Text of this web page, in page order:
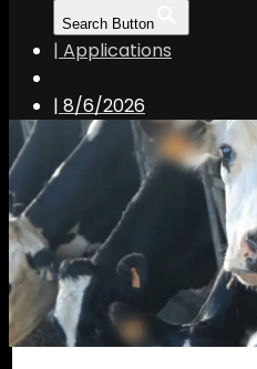
Search Button
| Applications
| 8/6/2026